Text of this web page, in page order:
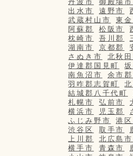
出水市
遠野市
武蔵村山市
東
阿蘇郡
松阪市
枕崎市
吾川郡
湖南市
京都郡
さぬき市
北秋
伊達郡国見町
南魚沼市
余市
羽咋郡志賀町
結城郡八千代町
札幌市
弘前市
横浜市
児玉郡
ふじみ野市
港区
渋谷区
取手市
上川郡
北広島市
横手市
青森市